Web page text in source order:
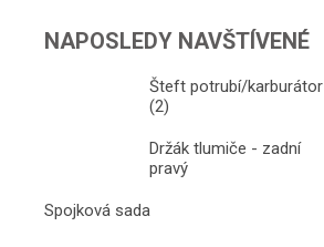
NAPOSLEDY NAVŠTÍVENÉ
Šteft potrubí/karburátor
(2)
Držák tlumiče - zadní
pravý
Spojková sada